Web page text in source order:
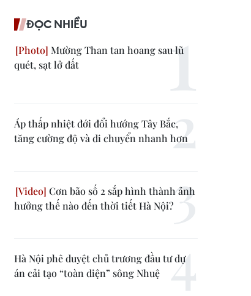
ĐỌC NHIỀU
Mường Than tan hoang sau lũ
quét, sạt lở đất
Áp thấp nhiệt đới đổi hướng Tây Bắc,
tăng cường độ và di chuyển nhanh hơn
Cơn bão số 2 sắp hình thành ảnh
hưởng thế nào đến thời tiết Hà Nội?
Hà Nội phê duyệt chủ trương đầu tư dự
án cải tạo “toàn diện” sông Nhuệ